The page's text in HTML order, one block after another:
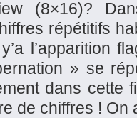
(8×16)?
répétitifs
l’apparition
» se
dans cette
de chiffres !